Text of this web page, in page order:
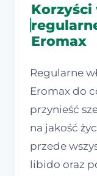
Korzyści
Eromax
Regularne
Eromax do
przynieść
na jakość
przede
libido oraz